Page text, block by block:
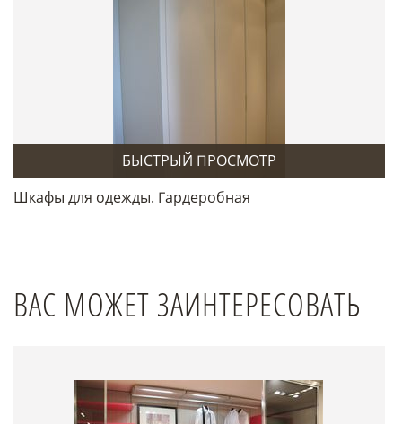
БЫСТРЫЙ ПРОСМОТР
Шкафы для одежды. Гардеробная
ВАС МОЖЕТ ЗАИНТЕРЕСОВАТЬ